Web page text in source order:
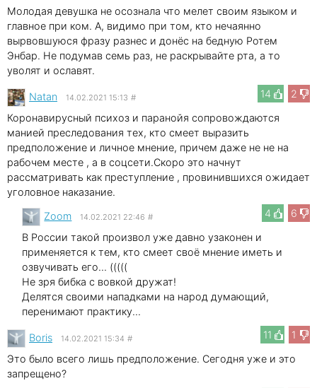
Молодая девушка не осознала что мелет своим языком и
главное при ком. А, видимо при том, кто нечаянно
вырвовшуюся фразу разнес и донёс на бедную Ротем
Энбар. Не подумав семь раз, не раскрывайте рта, а то
уволят и ославят.
14
2
Natan 14.02.2021 15:13 #
Коронавирусный психоз и паранойя сопровождаются
манией преследования тех, кто смеет выразить
предположение и личное мнение, причем даже не не на
рабочем месте , а в соцсети.Скоро это начнут
рассматривать как преступление , провинившихся ожидает
уголовное наказание.
4
6
Zoom 14.02.2021 22:46 #
В России такой произвол уже давно узаконен и
применяется к тем, кто смеет своё мнение иметь и
озвучивать его... (((((
Не зря бибка с вовкой дружат!
Делятся своими нападками на народ думающий,
перенимают практику...
11
1
Boris 14.02.2021 15:34 #
Это было всего лишь предположение. Сегодня уже и это
запрещено?